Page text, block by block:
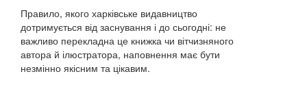
Правило, якого харківське видавництво
дотримується від заснування і до сьогодні: не
важливо перекладна це книжка чи вітчизняного
автора й ілюстратора, наповнення має бути
незмінно якісним та цікавим.